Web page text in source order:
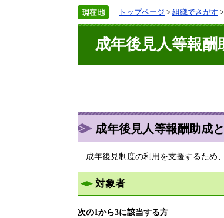
トップページ > 組織でさがす >
成年後見人等報酬
成年後見人等報酬助成
成年後見制度の利用を支援するため
対象者
次の1から3に該当する方